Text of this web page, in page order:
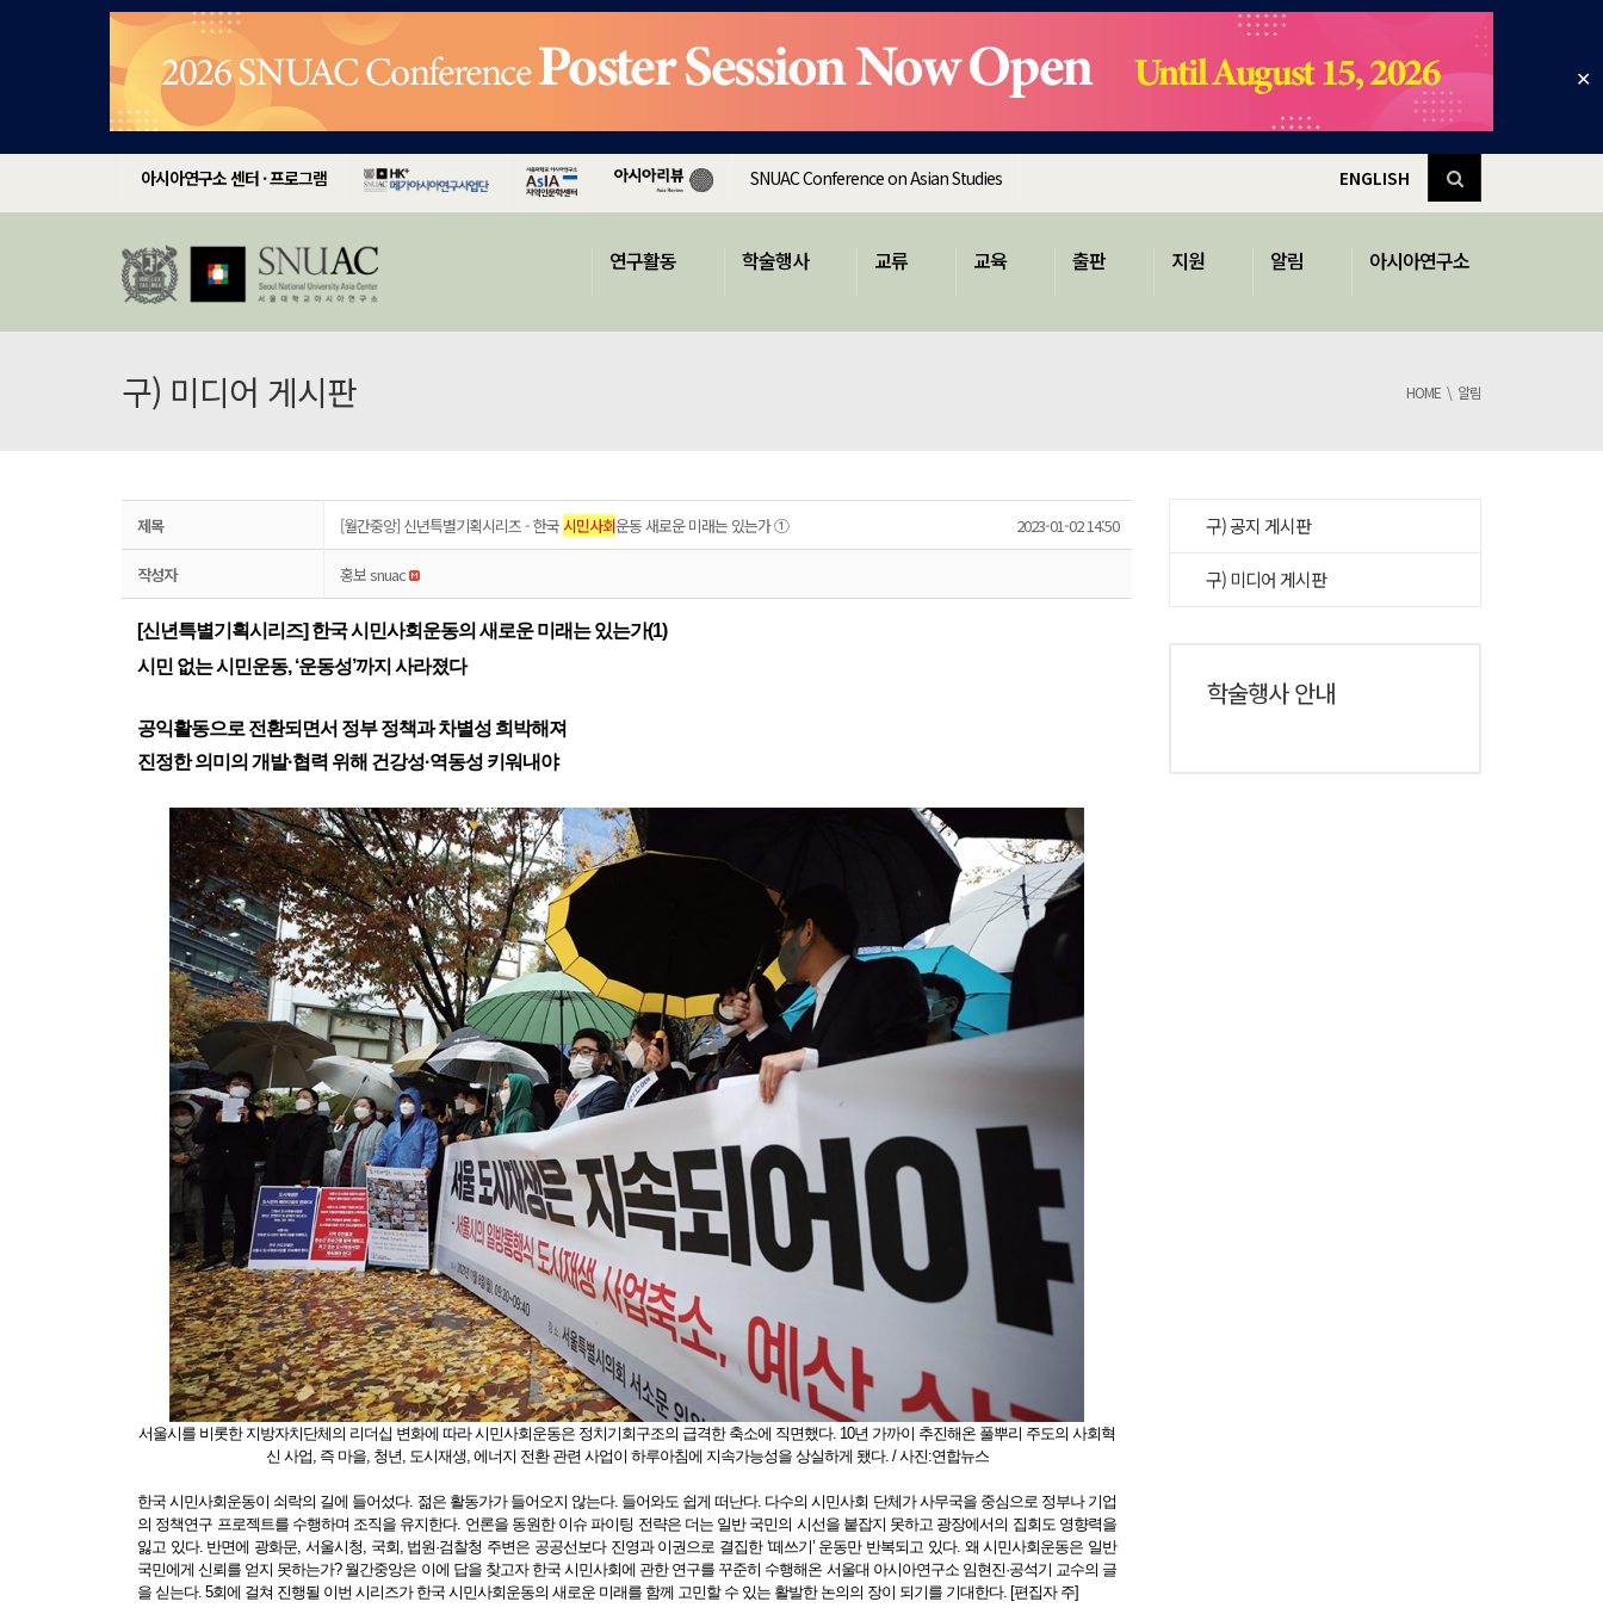
✕
아시아연구소 센터 · 프로그램 SNUAC Conference on Asian Studies ENGLISH
연구활동 학술행사 교류 교육 출판 지원 알림 아시아연구소
구) 미디어 게시판 HOME 알림
제목 [월간중앙] 신년특별기획시리즈 - 한국시민사회운동 새로운 미래는 있는가 ① 2023-01-02 14:50
작성자 홍보 snuac
[신년특별기획시리즈] 한국 시민사회운동의 새로운 미래는 있는가(1)
시민 없는 시민운동, ‘운동성’까지 사라졌다
공익활동으로 전환되면서 정부 정책과 차별성 희박해져
진정한 의미의 개발·협력 위해 건강성·역동성 키워내야
서울시를 비롯한 지방자치단체의 리더십 변화에 따라 시민사회운동은 정치기회구조의 급격한 축소에 직면했다. 10년 가까이 추진해온 풀뿌리 주도의 사회혁
신 사업, 즉 마을, 청년, 도시재생, 에너지 전환 관련 사업이 하루아침에 지속가능성을 상실하게 됐다. / 사진:연합뉴스
한국 시민사회운동이 쇠락의 길에 들어섰다. 젊은 활동가가 들어오지 않는다. 들어와도 쉽게 떠난다. 다수의 시민사회 단체가 사무국을 중심으로 정부나 기업
의 정책연구 프로젝트를 수행하며 조직을 유지한다. 언론을 동원한 이슈 파이팅 전략은 더는 일반 국민의 시선을 붙잡지 못하고 광장에서의 집회도 영향력을
잃고 있다. 반면에 광화문, 서울시청, 국회, 법원·검찰청 주변은 공공선보다 진영과 이권으로 결집한 ‘떼쓰기’ 운동만 반복되고 있다. 왜 시민사회운동은 일반
국민에게 신뢰를 얻지 못하는가? 월간중앙은 이에 답을 찾고자 한국 시민사회에 관한 연구를 꾸준히 수행해온 서울대 아시아연구소 임현진·공석기 교수의 글
을 싣는다. 5회에 걸쳐 진행될 이번 시리즈가 한국 시민사회운동의 새로운 미래를 함께 고민할 수 있는 활발한 논의의 장이 되기를 기대한다. [편집자 주]
구) 공지 게시판
구) 미디어 게시판
학술행사 안내